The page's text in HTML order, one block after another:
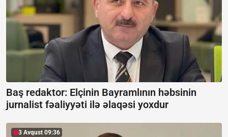
Baş redaktor: Elçinin Bayramlının həbsinin
jurnalist fəaliyyəti ilə əlaqəsi yoxdur
3 Avqust 09:36